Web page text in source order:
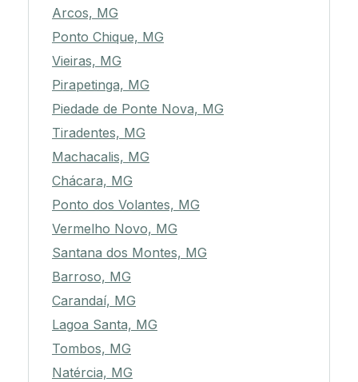
Arcos, MG
Ponto Chique, MG
Vieiras, MG
Pirapetinga, MG
Piedade de Ponte Nova, MG
Tiradentes, MG
Machacalis, MG
Chácara, MG
Ponto dos Volantes, MG
Vermelho Novo, MG
Santana dos Montes, MG
Barroso, MG
Carandaí, MG
Lagoa Santa, MG
Tombos, MG
Natércia, MG